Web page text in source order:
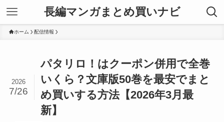
長編マンガまとめ買いナビ
ホーム 配信情報
パタリロ！はクーポン併用で全巻
いくら？文庫版50巻を最安でまと
め買いする方法【2026年3月最
新】
2026
7/26